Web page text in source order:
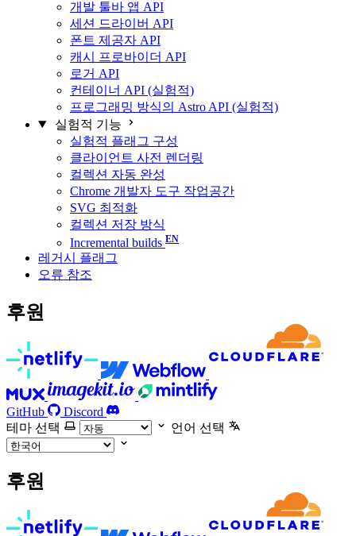
개발 툴바 앱 API
세션 드라이버 API
폰트 제공자 API
캐시 프로바이더 API
로거 API
컨테이너 API (실험적)
프로그래밍 방식의 Astro API (실험적)
실험적 기능
실험적 플래그 구성
클라이언트 사전 렌더링
컬렉션 자동 완성
Chrome 개발자 도구 작업공간
SVG 최적화
컬렉션 저장 방식
Incremental builds
레거시 플래그
오류 참조
후원
GitHub
Discord
테마 선택
언어 선택
후원